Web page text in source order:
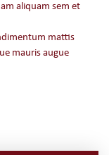
aliquam sem et
mattis
mauris augue